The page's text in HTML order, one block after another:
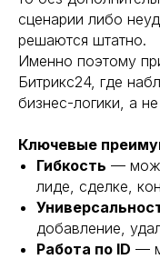
сценарии либо
решаются штатно.
Именно поэтому
Битрикс24, где
бизнес-логики, а
Ключевые
Гибкость —
лиде, сделке,
добавление,
Работа по ID —